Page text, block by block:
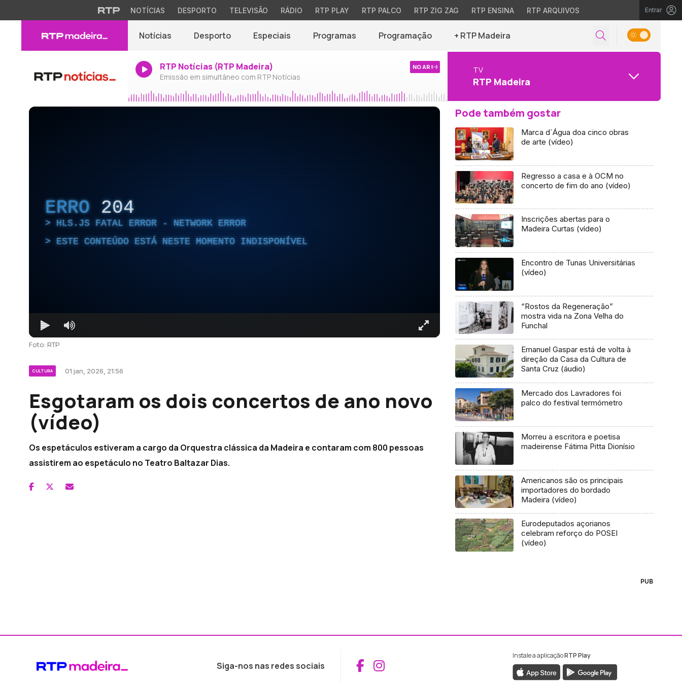
NOTÍCIAS DESPORTO TELEVISÃO RÁDIO RTP PLAY RTP PALCO RTP ZIG ZAG RTP ENSINA RTP ARQUIVOS Entrar
Notícias Desporto Especiais Programas Programação + RTP Madeira
RTP Notícias (RTP Madeira)
Emissão em simultâneo com RTP Notícias
NO AR TV
RTP Madeira
ERRO 204
HLS.JS FATAL ERROR - NETWORK ERROR
ESTE CONTEÚDO ESTÁ NESTE MOMENTO INDISPONÍVEL
Foto: RTP
CULTURA 01 jan, 2026, 21:56
Esgotaram os dois concertos de ano novo
(vídeo)
Os espetáculos estiveram a cargo da Orquestra clássica da Madeira e contaram com 800 pessoas
assistirem ao espetáculo no Teatro Baltazar Dias.
Pode também gostar
Marca d`Água doa cinco obras
de arte (vídeo)
Regresso a casa e à OCM no
concerto de fim do ano (vídeo)
Inscrições abertas para o
Madeira Curtas (vídeo)
Encontro de Tunas Universitárias
(vídeo)
“Rostos da Regeneração”
mostra vida na Zona Velha do
Funchal
Emanuel Gaspar está de volta à
direção da Casa da Cultura de
Santa Cruz (áudio)
Mercado dos Lavradores foi
palco do festival termómetro
Morreu a escritora e poetisa
madeirense Fátima Pitta Dionísio
Americanos são os principais
importadores do bordado
Madeira (vídeo)
Eurodeputados açorianos
celebram reforço do POSEI
(vídeo)
PUB
Siga-nos nas redes sociais Aceder ao Facebook da RTP Madeira
Aceder ao Instagram da RTP Madeira
Instale a aplicaçãoRTP Play